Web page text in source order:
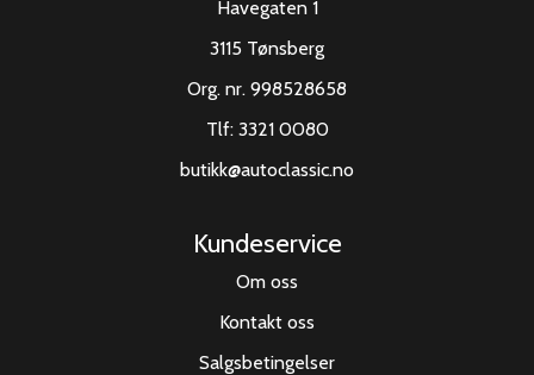
Havegaten 1
3115 Tønsberg
Org. nr. 998528658
Tlf: 3321 0080
butikk@autoclassic.no
Kundeservice
Om oss
Kontakt oss
Salgsbetingelser